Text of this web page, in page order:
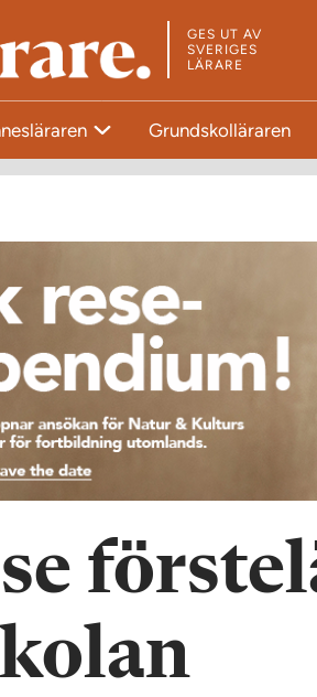
GES UT AV
SVERIGES
LÄRARE
Grundskolläraren